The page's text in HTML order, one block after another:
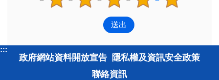
:::
政府網站資料開放宣告 隱私權及資訊安全政策
聯絡資訊